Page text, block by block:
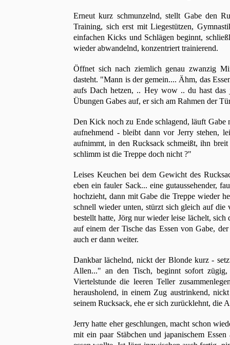
Erneut kurz schmunzelnd, stellt Gabe den
Training, sich erst mit Liegestützen,
einfachen Kicks und Schlägen beginnt,
wieder abwandelnd, konzentriert trainierend.
Öffnet sich nach ziemlich genau zwanzig
dasteht. "Mann is der gemein.... Ähm, das
aufs Dach hetzen, .. Hey wow .. du hast
Übungen Gabes auf, er sich am Rahmen der
Den Kick noch zu Ende schlagend, läuft
aufnehmend - bleibt dann vor Jerry stehen,
aufnimmt, in den Rucksack schmeißt, ihn
schlimm ist die Treppe doch nicht ?"
Leises Keuchen bei dem Gewicht des
eben ein fauler Sack... eine gutaussehender,
hochzieht, dann mit Gabe die Treppe wieder
schnell wieder unten, stürzt sich gleich auf die
bestellt hatte, Jörg nur wieder leise lächelt,
auf einem der Tische das Essen von Gabe,
auch er dann weiter.
Dankbar lächelnd, nickt der Blonde kurz -
Allen..." an den Tisch, beginnt sofort
Viertelstunde die leeren Teller
herausholend, in einem Zug austrinkend,
seinem Rucksack, ehe er sich zurücklehnt, die
Jerry hatte eher geschlungen, macht schon
mit ein paar Stäbchen und japanischem